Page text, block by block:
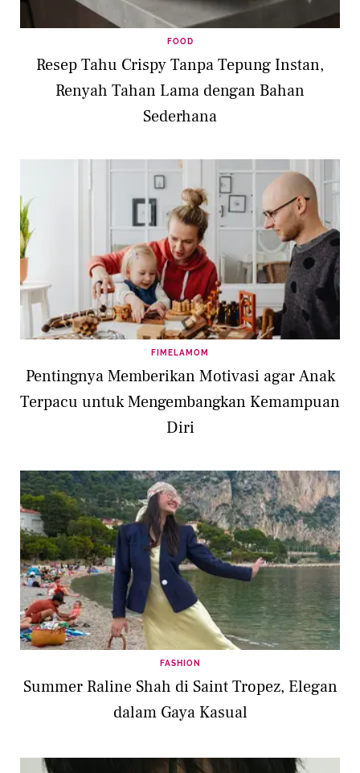
FOOD
Resep Tahu Crispy Tanpa Tepung Instan,
Renyah Tahan Lama dengan Bahan
Sederhana
FIMELAMOM
Pentingnya Memberikan Motivasi agar Anak
Terpacu untuk Mengembangkan Kemampuan
Diri
FASHION
Summer Raline Shah di Saint Tropez, Elegan
dalam Gaya Kasual